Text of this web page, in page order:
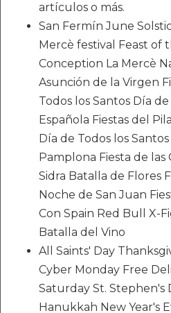
artículos o más.
San Fermín June
Mercè festival Feast of
Conception La Mercè
Asunción de la Virgen
Todos los Santos Día
Española Fiestas del
Día de Todos los
Pamplona Fiesta de las
Sidra Batalla de Flores
Noche de San Juan
Con Spain Red Bull X-
Batalla del Vino
All Saints' Day
Cyber Monday Free
Saturday St. Stephen's
Hanukkah New Year's